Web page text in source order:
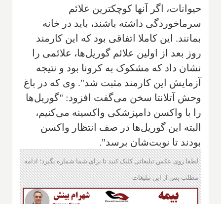
حیوانات، اگر آنها کوچکترین علائم
سرماخوردگی داشته باشند، باید در خانه
بمانند. این کاملا اتفاقی بود که این کارمند
روز بعد از اولین علائم گوریل‌ها، علائمی را
نشان داد که مشکوک به کرونا بود و نتیجه
آزمایش این کارمند مثبت شد". وی که در باغ
وحش آتلانتا سخن می‌گفت افزود: "گوریل‌ها
را با واکسن دامپزشکی واکسینه می‌کنیم،
البته این گوریل‌ها در صف انتظار واکسن
بودند تا نوبت‌شان برسد".
لطفا روی عکس تبلیغاتی کلیک کنید تا برای شما شماره بگیرد؛ ادامه
مطلب پس از این تبلیغات